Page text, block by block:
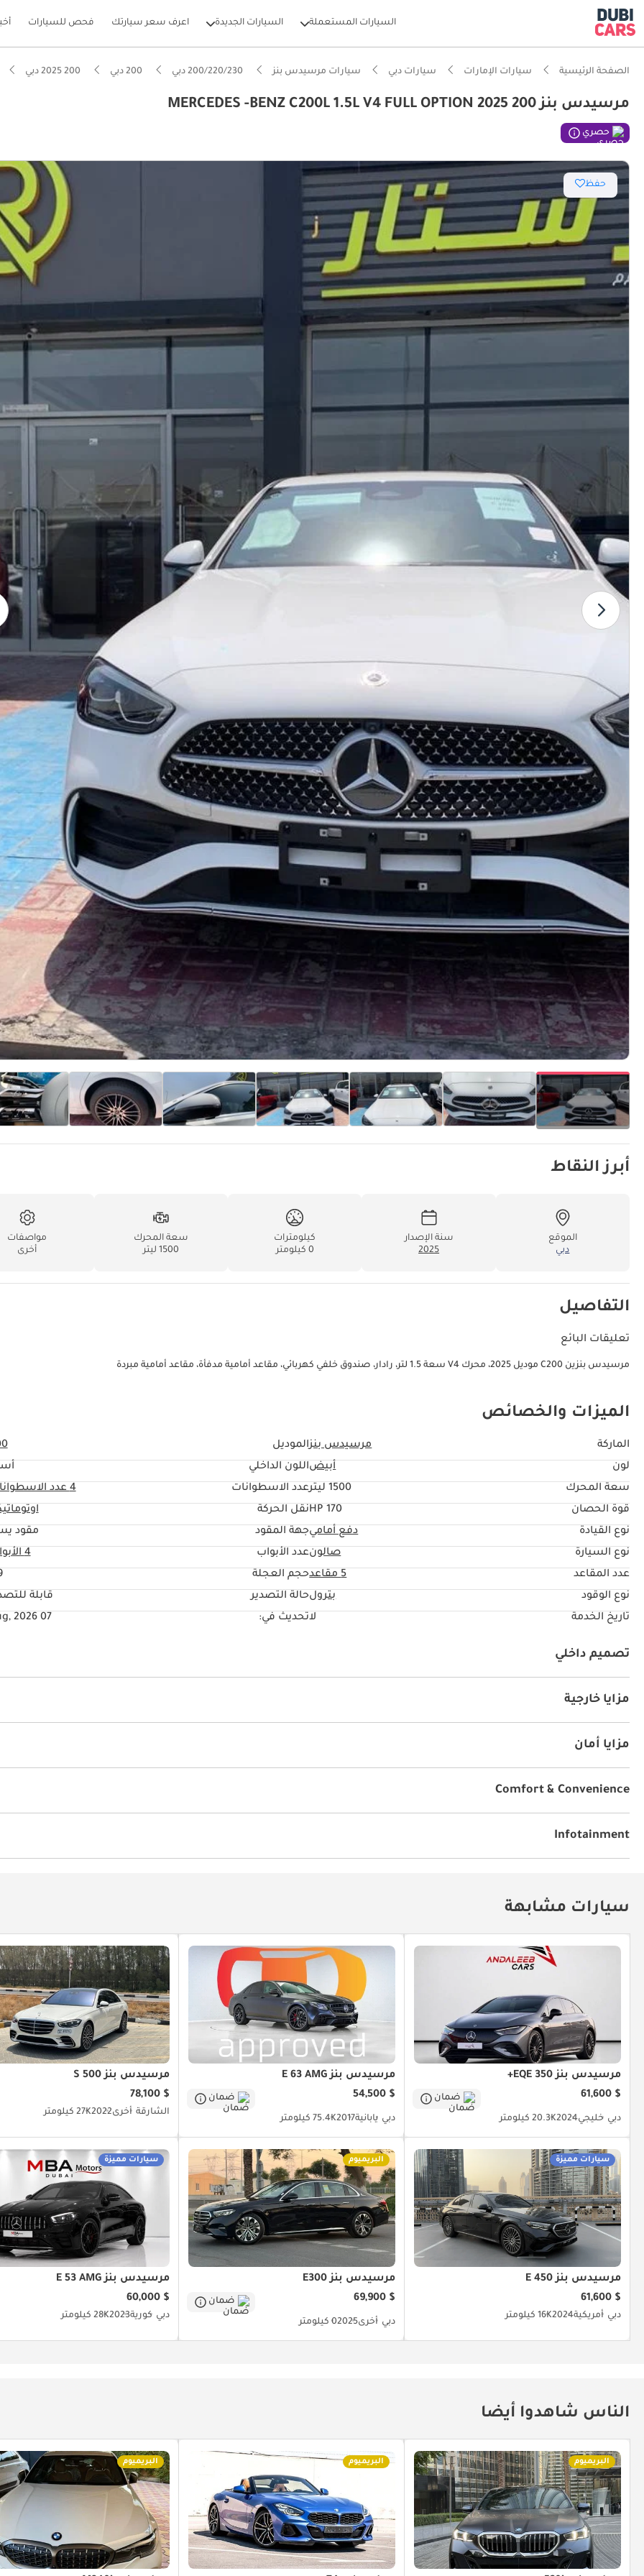
السيارات المستعملة السيارات الجديدة اعرف سعر سيارتك فحص للسيارات
الصفحة الرئيسية سيارات الإمارات سيارات دبي سيارات مرسيدس بنز
مرسيدس بنز 200 2025 MERCEDES -BENZ C200L 1.5L V4 FULL OPTION
حصري
حفظ
أبرز النقاط
الموقع
دبي
سنة الإصدار
2025
كيلومترات
0 كيلومتر
سعة المحرك
1500 ليتر
مواصفات
أخرى
التفاصيل
تعليقات البائع
مرسيدس بنزين C200 موديل 2025، محرك V4 سعة 1.5 لتر، رادار، صندوق خلفي كهربائي، مقاعد أمامية مدفأة، مقاعد أمامية مبردة
الميزات والخصائص
الماركة مرسيدس بنزالموديل
لون
أبيضاللون الداخلي
سعة المحرك
1500 ليتر عدد الاسطوانات 4عدد
قوة الحصان
170 HP نقل الحركة
نوع القيادة
دفع أماميجهة المقود
مقود
نوع السيارة
صالونعدد الأبواب
4 الأبواب
عدد المقاعد
5 مقاعد حجم العجلة
نوع الوقود
بترولحالة التصدير
قابلة
تاريخ الخدمة
لاتحديث في: 07 Aug, 2026
تصميم داخلي
مزايا خارجية
مزايا أمان
نظام منع الحركة
نظام التحكم بثبات السيارةComfort & Convenience
جهاز التحكم بالمناخ
Infotainment
سيارات مشابهة
مرسيدس بنز EQE 350+
$ 61,600
ضمان
دبي خليجي202420.3K كيلومتر
مرسيدس بنز E 63 AMG
$ 54,500
ضمان
دبي يابانية201775.4K كيلومتر
مرسيدس بنز S 500
$ 78,100
الشارقة أخرى202227K كيلومتر
سيارات مميزة
مرسيدس بنز E 450
$ 61,600
دبي أمريكية202416K كيلومتر
البريميوم
مرسيدس بنز E300
$ 69,900
ضمان
دبي أخرى20250 كيلومتر
سيارات مميزة
مرسيدس بنز E 53 AMG
$ 60,000
دبي كورية202328K كيلومتر
الناس شاهدوا أيضا
البريميوم البريميوم البريميوم